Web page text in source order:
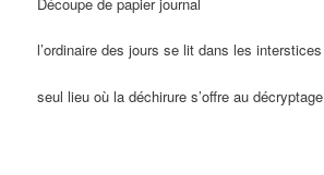
Découpe de papier journal
l’ordinaire des jours se lit dans les interstices
seul lieu où la déchirure s’offre au décryptage